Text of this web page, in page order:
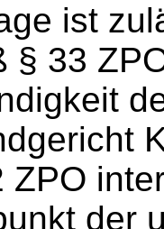
ist
§ 33
ZPO
der